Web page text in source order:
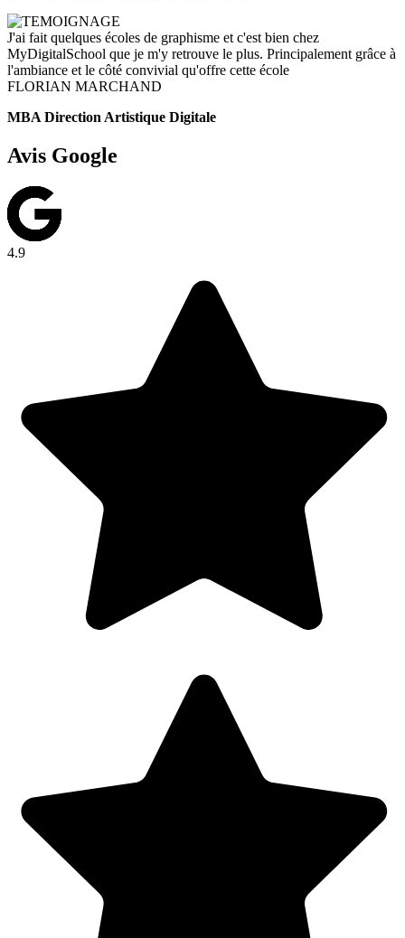
J'ai fait quelques écoles de graphisme et c'est bien chez
MyDigitalSchool que je m'y retrouve le plus. Principalement grâce à
l'ambiance et le côté convivial qu'offre cette école
FLORIAN MARCHAND
MBA Direction Artistique Digitale
Avis Google
4.9